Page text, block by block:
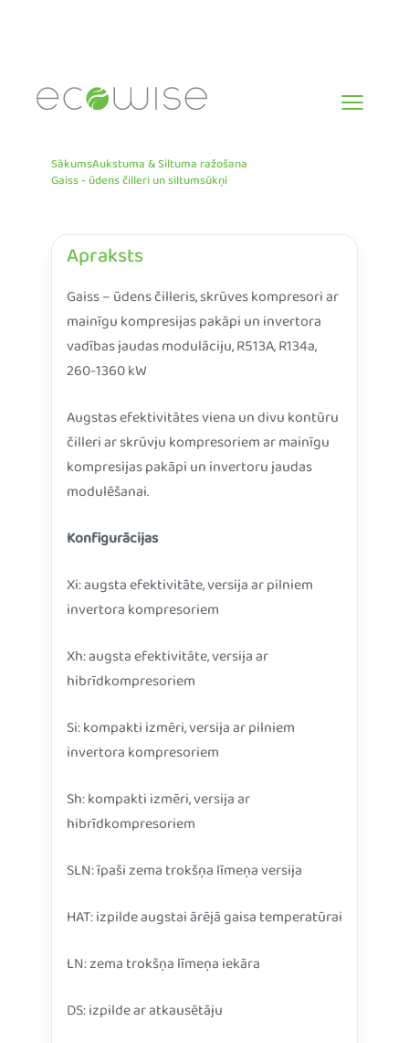
content
SākumsAukstuma & Siltuma ražošana
Gaiss - ūdens čilleri un siltumsūkņi
Apraksts
Gaiss – ūdens čilleris, skrūves kompresori ar
mainīgu kompresijas pakāpi un invertora
vadības jaudas modulāciju, R513A, R134a,
260-1360 kW
Augstas efektivitātes viena un divu kontūru
čilleri ar skrūvju kompresoriem ar mainīgu
kompresijas pakāpi un invertoru jaudas
modulēšanai.
Konfigurācijas
Xi: augsta efektivitāte, versija ar pilniem
invertora kompresoriem
Xh: augsta efektivitāte, versija ar
hibrīdkompresoriem
Si: kompakti izmēri, versija ar pilniem
invertora kompresoriem
Sh: kompakti izmēri, versija ar
hibrīdkompresoriem
SLN: īpaši zema trokšņa līmeņa versija
HAT: izpilde augstai ārējā gaisa temperatūrai
LN: zema trokšņa līmeņa iekāra
DS: izpilde ar atkausētāju